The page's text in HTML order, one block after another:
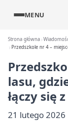
MENU
Strona główna
Przedszkole nr 4 –
lasu,
łączy się
21 lutego 2026